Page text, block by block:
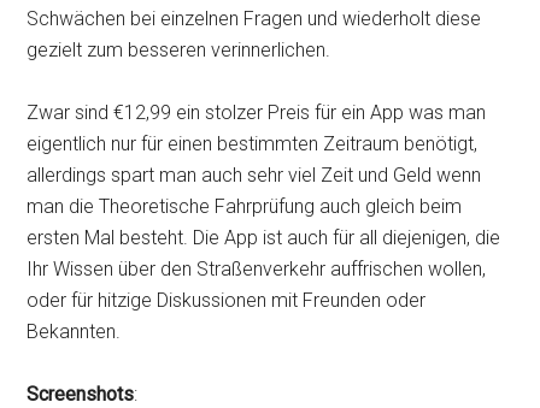
Schwächen bei einzelnen Fragen und wiederholt diese
gezielt zum besseren verinnerlichen.
Zwar sind €12,99 ein stolzer Preis für ein App was man
eigentlich nur für einen bestimmten Zeitraum benötigt,
allerdings spart man auch sehr viel Zeit und Geld wenn
man die Theoretische Fahrprüfung auch gleich beim
ersten Mal besteht. Die App ist auch für all diejenigen, die
Ihr Wissen über den Straßenverkehr auffrischen wollen,
oder für hitzige Diskussionen mit Freunden oder
Bekannten.
Screenshots: